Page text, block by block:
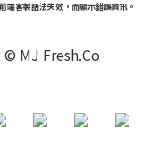
客製語法失效，而顯示錯誤資訊。
© MJ Fresh.Co